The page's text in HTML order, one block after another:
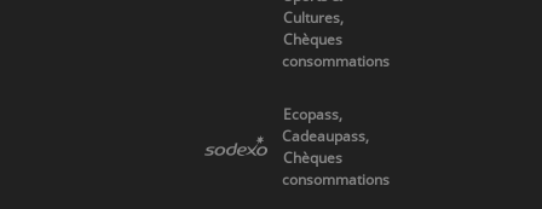
Cultures,
Chèques
consommations
Ecopass,
Cadeaupass,
Chèques
consommations